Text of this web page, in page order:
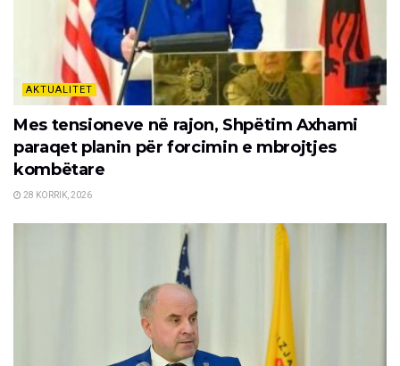
AKTUALITET
Mes tensioneve në rajon, Shpëtim Axhami
paraqet planin për forcimin e mbrojtjes
kombëtare
28 KORRIK, 2026